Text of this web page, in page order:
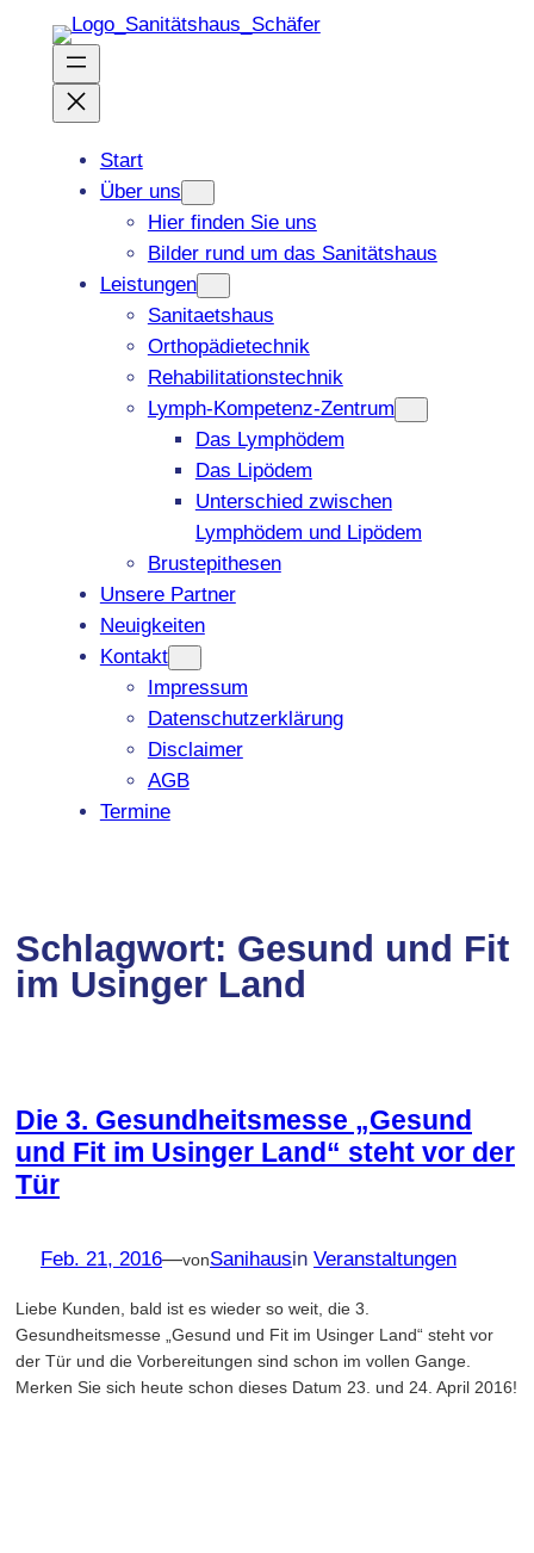
Inhalt
springen
Start
Über uns
Hier finden Sie uns
Bilder rund um das Sanitätshaus
Leistungen
Sanitaetshaus
Orthopädietechnik
Rehabilitationstechnik
Lymph-Kompetenz-Zentrum
Das Lymphödem
Das Lipödem
Unterschied zwischen
Lymphödem und Lipödem
Brustepithesen
Unsere Partner
Neuigkeiten
Kontakt
Impressum
Datenschutzerklärung
Disclaimer
AGB
Termine
Schlagwort: Gesund und Fit
im Usinger Land
Die 3. Gesundheitsmesse „Gesund
und Fit im Usinger Land“ steht vor der
Tür
Feb. 21, 2016—vonSanihausin Veranstaltungen
Liebe Kunden, bald ist es wieder so weit, die 3.
Gesundheitsmesse „Gesund und Fit im Usinger Land“ steht vor
der Tür und die Vorbereitungen sind schon im vollen Gange.
Merken Sie sich heute schon dieses Datum 23. und 24. April 2016!